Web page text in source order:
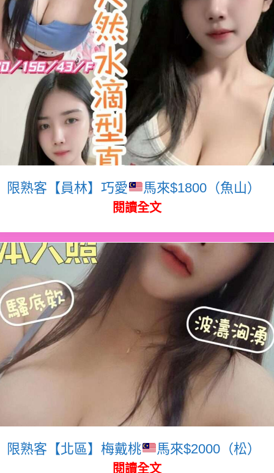
限熟客【員林】巧愛 馬來$1800（魚山）
閱讀全文
限熟客【北區】梅戴桃 馬來$2000（松）
閱讀全文